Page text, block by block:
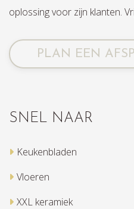
oplossing voor zijn klanten.
PLAN EEN
SNEL NAAR
Keukenbladen
Vloeren
XXL keramiek